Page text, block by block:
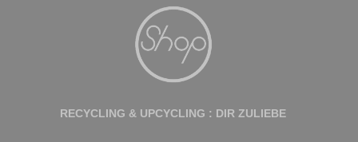
RECYCLING & UPCYCLING : DIR ZULIEBE